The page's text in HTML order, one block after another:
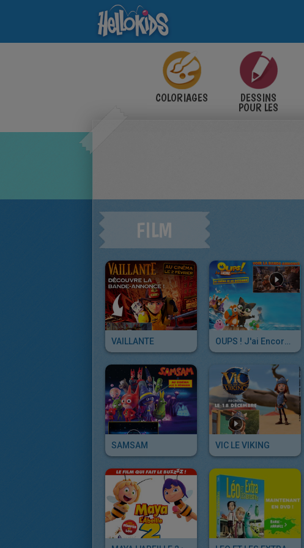
COLORIAGES DESSINS
POUR LES
FILM
VAILLANTE
SAMSAM VIC LE VIKING